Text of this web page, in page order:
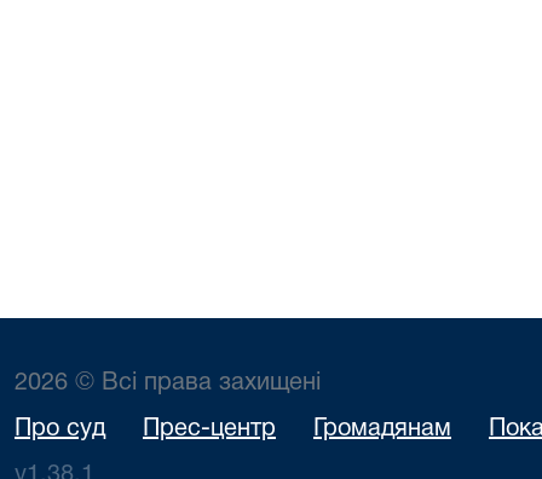
2026 © Всі права захищені
Про суд Прес-центр Громадянам